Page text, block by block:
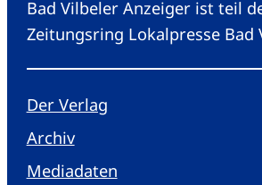
Bad Vilbeler Anzeiger ist teil
Zeitungsring Lokalpresse Bad
Der Verlag
Archiv
Mediadaten